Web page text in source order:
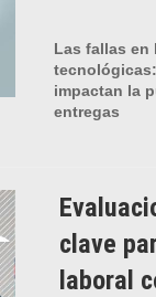
Las fallas
impactan la
entregas
clave
laboral